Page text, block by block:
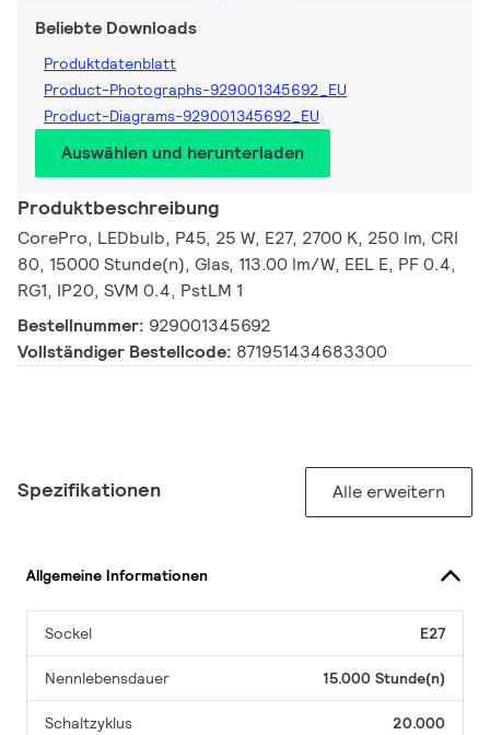
Beliebte Downloads
Produktdatenblatt
Product-Photographs-929001345692_EU
Product-Diagrams-929001345692_EU
Auswählen und herunterladen
Produktbeschreibung
CorePro, LEDbulb, P45, 25 W, E27, 2700 K, 250 lm, CRI
80, 15000 Stunde(n), Glas, 113.00 lm/W, EEL E, PF 0.4,
RG1, IP20, SVM 0.4, PstLM 1
Bestellnummer: 929001345692
Vollständiger Bestellcode: 871951434683300
Spezifikationen Alle erweitern
Allgemeine Informationen
Sockel E27
Nennlebensdauer 15.000 Stunde(n)
Schaltzyklus 20.000